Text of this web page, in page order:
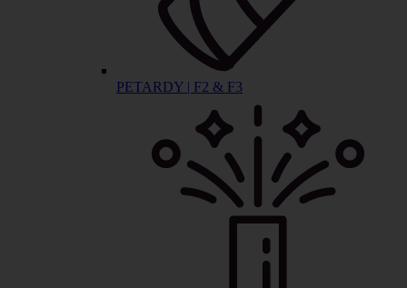
PETARDY | F2 & F3